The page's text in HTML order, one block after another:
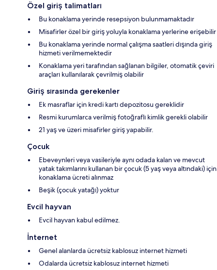
Özel giriş talimatları
Bu konaklama yerinde resepsiyon bulunmamaktadır
Misafirler özel bir giriş yoluyla konaklama yerlerine erişebilir
Bu konaklama yerinde normal çalışma saatleri dışında giriş
hizmeti verilmemektedir
Konaklama yeri tarafından sağlanan bilgiler, otomatik çeviri
araçları kullanılarak çevrilmiş olabilir
Giriş sırasında gerekenler
Ek masraflar için kredi kartı depozitosu gereklidir
Resmi kurumlarca verilmiş fotoğraflı kimlik gerekli olabilir
21 yaş ve üzeri misafirler giriş yapabilir.
Çocuk
Ebeveynleri veya vasileriyle aynı odada kalan ve mevcut
yatak takımlarını kullanan bir çocuk (5 yaş veya altındaki) için
konaklama ücreti alınmaz
Beşik (çocuk yatağı) yoktur
Evcil hayvan
Evcil hayvan kabul edilmez.
İnternet
Genel alanlarda ücretsiz kablosuz internet hizmeti
Odalarda ücretsiz kablosuz internet hizmeti